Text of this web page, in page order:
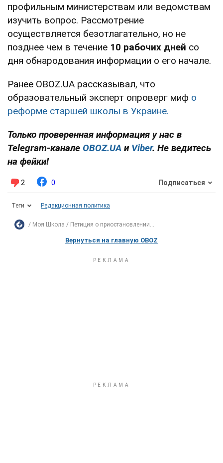
профильным министерствам или ведомствам
изучить вопрос. Рассмотрение
осуществляется безотлагательно, но не
позднее чем в течение 10 рабочих дней со
дня обнародования информации о его начале.
Ранее OBOZ.UA рассказывал, что
образовательный эксперт опроверг миф о
реформе старшей школы в Украине.
Только проверенная информация у нас в
Telegram-канале OBOZ.UA и Viber. Не ведитесь
на фейки!
2 0 Подписаться
Теги Редакционная политика
Моя Школа Петиция о приостановлении...
Вернуться на главную OBOZ